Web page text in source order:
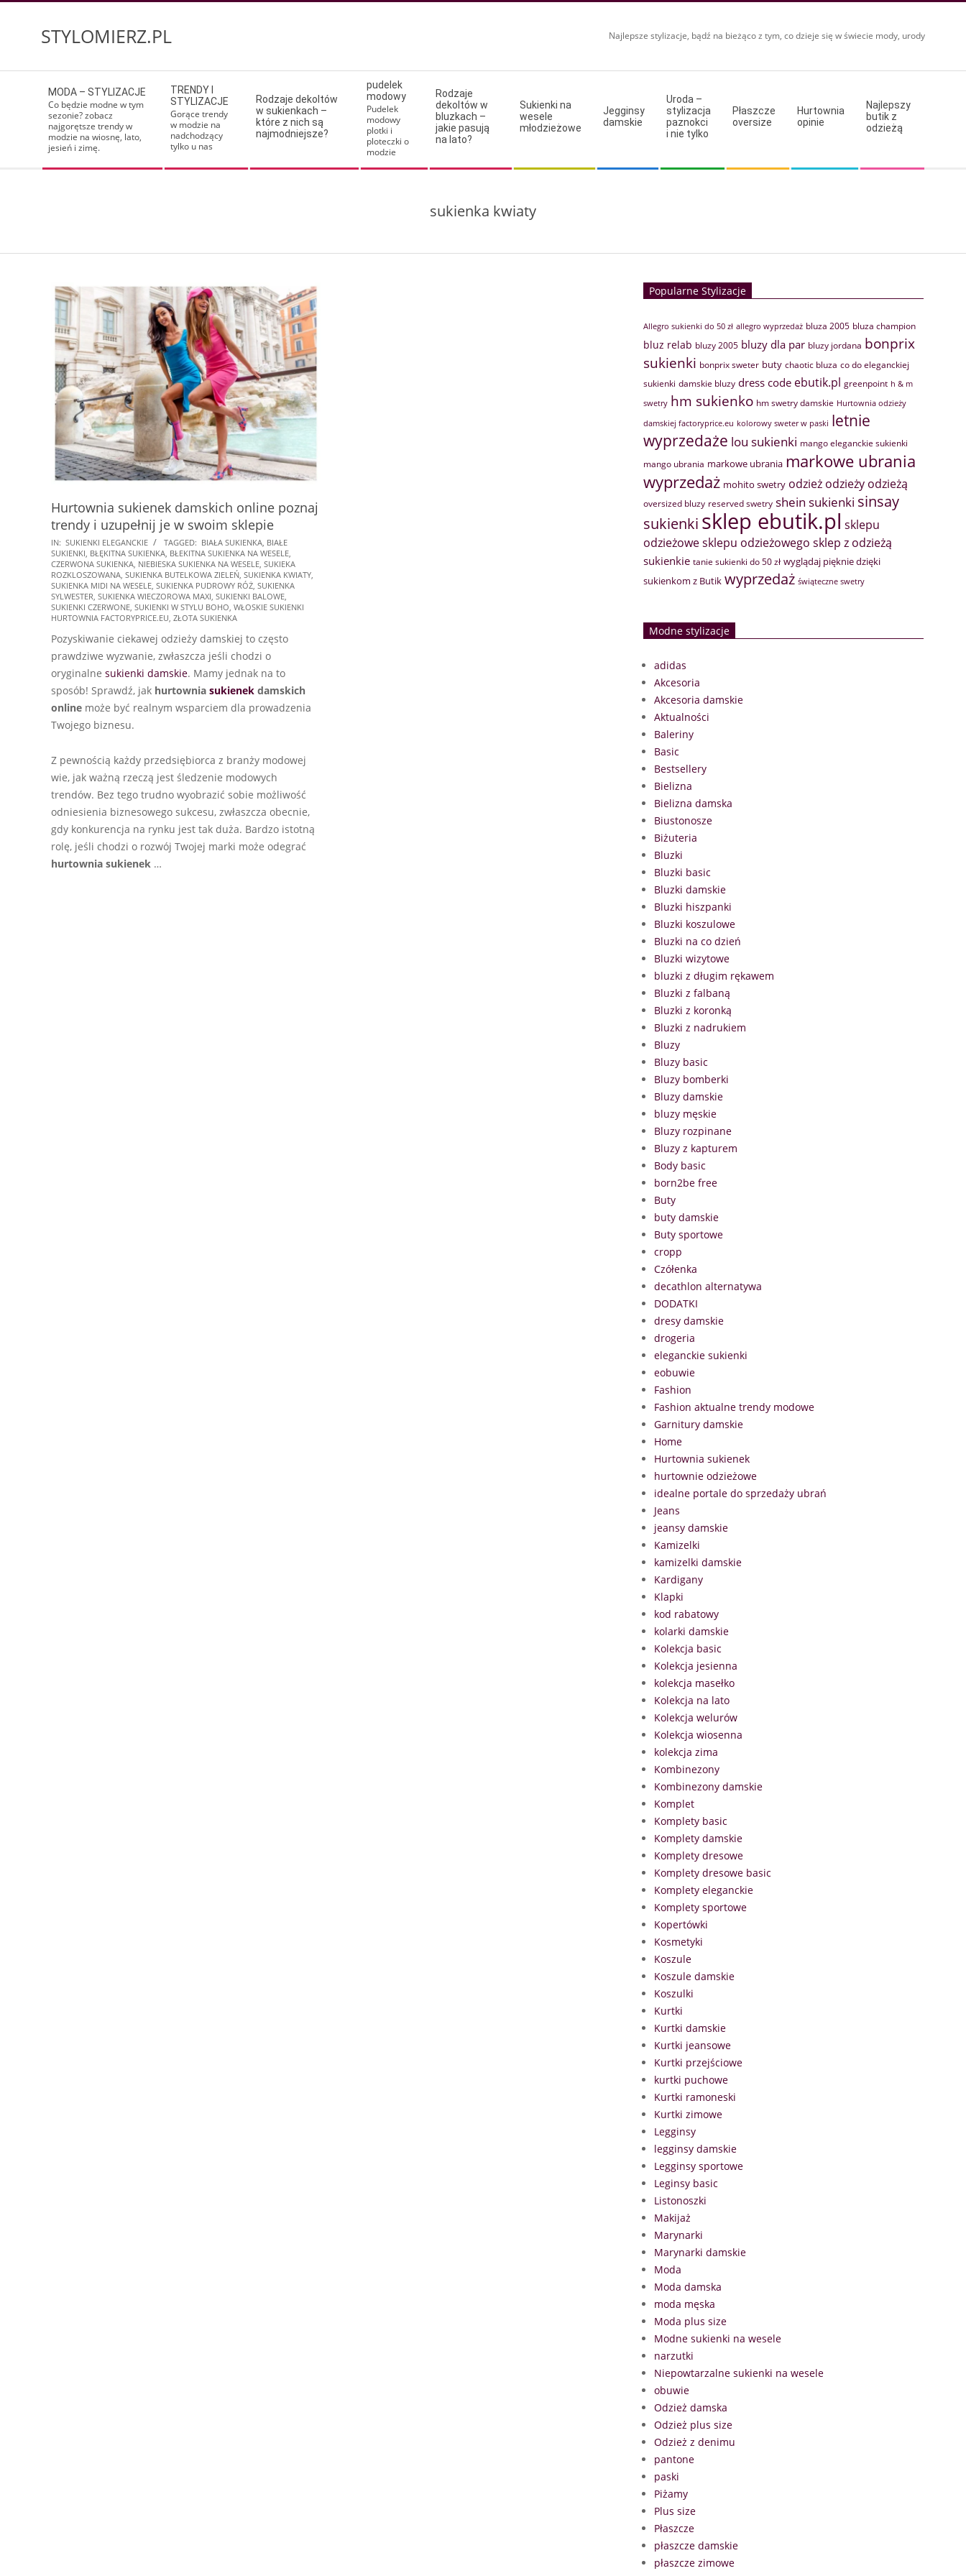
STYLOMIERZ.PL Najlepsze stylizacje, bądź na bieżąco z tym, co dzieje się w świecie mody, urody
Navigation
Menu
MODA – STYLIZACJE
Co będzie modne w tym
sezonie? zobacz
najgorętsze trendy w
modzie na wiosnę, lato,
jesień i zimę.
TRENDY I
STYLIZACJE
Gorące trendy
w modzie na
nadchodzący
tylko u nas
Rodzaje dekoltów
w sukienkach –
które z nich są
najmodniejsze?
pudelek
modowy
Pudelek
modowy
plotki i
ploteczki o
modzie
Rodzaje
dekoltów w
bluzkach –
jakie pasują
na lato?
Sukienki na
wesele
młodzieżowe
Jegginsy
damskie
Uroda –
stylizacja
paznokci
i nie tylko
Płaszcze
oversize
Hurtownia
opinie
Najlepszy
butik z
odzieżą
sukienka kwiaty
Hurtownia sukienek damskich online poznaj
trendy i uzupełnij je w swoim sklepie
2025-
01-
19
IN: SUKIENKI ELEGANCKIE TAGGED: BIAŁA SUKIENKA, BIAŁE
SUKIENKI, BŁĘKITNA SUKIENKA, BŁEKITNA SUKIENKA NA WESELE,
CZERWONA SUKIENKA, NIEBIESKA SUKIENKA NA WESELE, SUKIEKA
ROZKLOSZOWANA, SUKIENKA BUTELKOWA ZIELEŃ, SUKIENKA KWIATY,
SUKIENKA MIDI NA WESELE, SUKIENKA PUDROWY RÓŻ, SUKIENKA
SYLWESTER, SUKIENKA WIECZOROWA MAXI, SUKIENKI BALOWE,
SUKIENKI CZERWONE, SUKIENKI W STYLU BOHO, WŁOSKIE SUKIENKI
HURTOWNIA FACTORYPRICE.EU, ZŁOTA SUKIENKA
Pozyskiwanie ciekawej odzieży damskiej to często
prawdziwe wyzwanie, zwłaszcza jeśli chodzi o
oryginalne sukienki damskie. Mamy jednak na to
sposób! Sprawdź, jak hurtownia sukienek damskich
online może być realnym wsparciem dla prowadzenia
Twojego biznesu.
Z pewnością każdy przedsiębiorca z branży modowej
wie, jak ważną rzeczą jest śledzenie modowych
trendów. Bez tego trudno wyobrazić sobie możliwość
odniesienia biznesowego sukcesu, zwłaszcza obecnie,
gdy konkurencja na rynku jest tak duża. Bardzo istotną
rolę, jeśli chodzi o rozwój Twojej marki może odegrać
hurtownia sukienek …
Popularne Stylizacje
Allegro sukienki do 50 zł allegro wyprzedaż bluza 2005 bluza champion
bluz relab bluzy 2005 bluzy dla par bluzy jordana bonprix
sukienki bonprix sweter buty chaotic bluza co do eleganckiej
sukienki damskie bluzy dress code ebutik.pl greenpoint h & m
swetry hm sukienko hm swetry damskie Hurtownia odzieży
damskiej factoryprice.eu kolorowy sweter w paski letnie
wyprzedaże lou sukienki mango eleganckie sukienki
mango ubrania markowe ubrania markowe ubrania
wyprzedaż mohito swetry odzież odzieży odzieżą
oversized bluzy reserved swetry shein sukienki sinsay
sukienki sklep ebutik.pl sklepu
odzieżowesklepu odzieżowego sklep z odzieżą
sukienkie tanie sukienki do 50 zł wyglądaj pięknie dzięki
sukienkom z Butik wyprzedaż świąteczne swetry
Modne stylizacje
adidas
Akcesoria
Akcesoria damskie
Aktualności
Baleriny
Basic
Bestsellery
Bielizna
Bielizna damska
Biustonosze
Biżuteria
Bluzki
Bluzki basic
Bluzki damskie
Bluzki hiszpanki
Bluzki koszulowe
Bluzki na co dzień
Bluzki wizytowe
bluzki z długim rękawem
Bluzki z falbaną
Bluzki z koronką
Bluzki z nadrukiem
Bluzy
Bluzy basic
Bluzy bomberki
Bluzy damskie
bluzy męskie
Bluzy rozpinane
Bluzy z kapturem
Body basic
born2be free
Buty
buty damskie
Buty sportowe
cropp
Czółenka
decathlon alternatywa
DODATKI
dresy damskie
drogeria
eleganckie sukienki
eobuwie
Fashion
Fashion aktualne trendy modowe
Garnitury damskie
Home
Hurtownia sukienek
hurtownie odzieżowe
idealne portale do sprzedaży ubrań
Jeans
jeansy damskie
Kamizelki
kamizelki damskie
Kardigany
Klapki
kod rabatowy
kolarki damskie
Kolekcja basic
Kolekcja jesienna
kolekcja masełko
Kolekcja na lato
Kolekcja welurów
Kolekcja wiosenna
kolekcja zima
Kombinezony
Kombinezony damskie
Komplet
Komplety basic
Komplety damskie
Komplety dresowe
Komplety dresowe basic
Komplety eleganckie
Komplety sportowe
Kopertówki
Kosmetyki
Koszule
Koszule damskie
Koszulki
Kurtki
Kurtki damskie
Kurtki jeansowe
Kurtki przejściowe
kurtki puchowe
Kurtki ramoneski
Kurtki zimowe
Legginsy
legginsy damskie
Legginsy sportowe
Leginsy basic
Listonoszki
Makijaż
Marynarki
Marynarki damskie
Moda
Moda damska
moda męska
Moda plus size
Modne sukienki na wesele
narzutki
Niepowtarzalne sukienki na wesele
obuwie
Odzież damska
Odzież plus size
Odzież z denimu
pantone
paski
Piżamy
Plus size
Płaszcze
płaszcze damskie
płaszcze zimowe